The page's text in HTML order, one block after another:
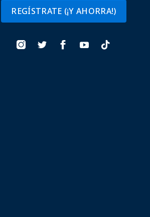
REGÍSTRATE (¡Y AHORRA!)